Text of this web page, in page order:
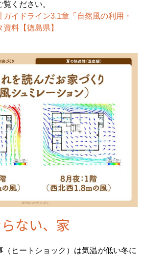
ください。
ガイドライン3.1章「自然風の利用・
料【徳島県】
ない、家
（ヒートショック）は気温が低い冬に